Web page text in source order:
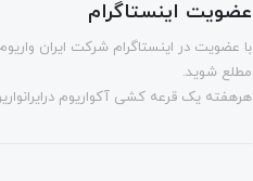
عضویت اینستاگرام
با عضویت در اینستاگرام شرکت ایران
مطلع شوید.
هرهفته یک قرعه کشی آکواریوم